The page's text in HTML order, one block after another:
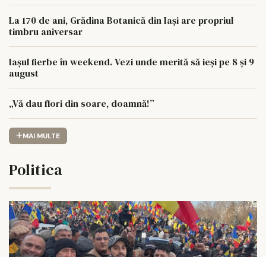
La 170 de ani, Grădina Botanică din Iași are propriul
timbru aniversar
Iașul fierbe în weekend. Vezi unde merită să ieși pe 8 și 9
august
„Vă dau flori din soare, doamnă!”
MAI MULTE
Politica